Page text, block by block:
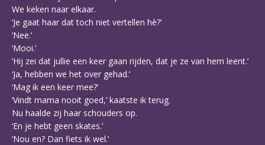
We keken naar elkaar.
‘Je gaat haar dat toch niet vertellen hè?’
‘Nee.’
‘Mooi.’
‘Hij zei dat jullie een keer gaan rijden, dat je ze van hem leent.’
‘Ja, hebben we het over gehad.’
‘Mag ik een keer mee?’
‘Vindt mama nooit goed,’ kaatste ik terug.
Nu haalde zij haar schouders op.
‘En je hebt geen skates.’
‘Nou en? Dan fiets ik wel.’